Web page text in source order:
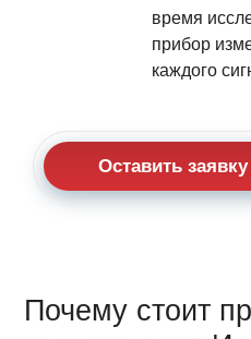
время
прибор
каждого
Оставить
Почему стоит